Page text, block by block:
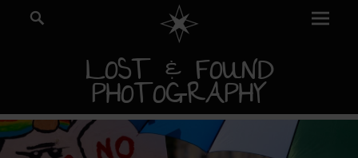
LOST & FOUND
PHOTOGRAPHY
Menu